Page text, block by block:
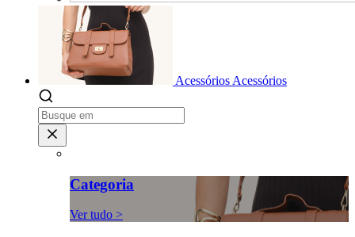
Acessórios Acessórios
Categoria
Ver tudo >